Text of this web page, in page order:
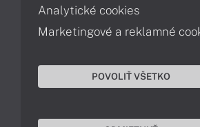
Informácie
Obchodné podmienky
Ochrana osobných
Vyhlásenie o
Analytické cookies
Marketingové a reklamné
POVOLIŤ VŠETKO